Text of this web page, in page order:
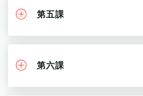
第五課
第六課